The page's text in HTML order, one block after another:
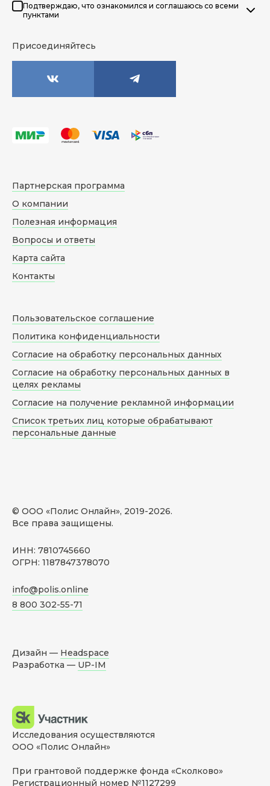
Подтверждаю, что ознакомился и соглашаюсь со всеми
пунктами
Присоединяйтесь
© ООО «Полис Онлайн», 2019-2026.
Все права защищены.
ИНН: 7810745660
ОГРН: 1187847378070
info@polis.online
8 800 302-55-71
Партнерская программа
О компании
Полезная информация
Вопросы и ответы
Карта сайта
Контакты
Пользовательское соглашение
Политика конфиденциальности
Согласие на обработку персональных данных
Согласие на обработку персональных данных в
целях рекламы
Согласие на получение рекламной информации
Список третьих лиц которые обрабатывают
персональные данные
Дизайн — Headspace
Разработка — UP-IM
Исследования осуществляются
ООО «Полис Онлайн»
При грантовой поддержке фонда «Сколково»
Регистрационный номер №1127299